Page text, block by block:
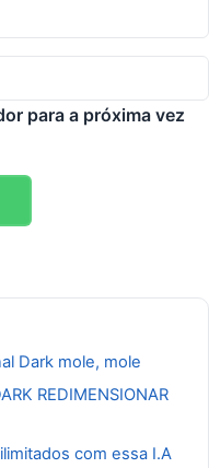
para a próxima vez
Dark mole, mole
REDIMENSIONAR
com essa I.A